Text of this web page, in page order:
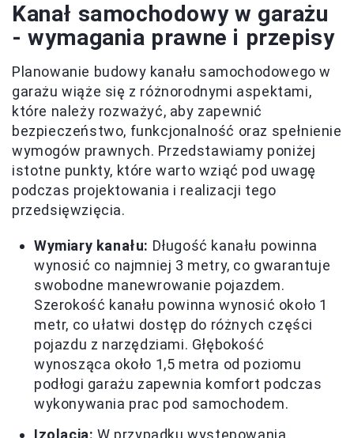
Kanał samochodowy w garażu
- wymagania prawne i przepisy
Planowanie budowy kanału samochodowego w
garażu wiąże się z różnorodnymi aspektami,
które należy rozważyć, aby zapewnić
bezpieczeństwo, funkcjonalność oraz spełnienie
wymogów prawnych. Przedstawiamy poniżej
istotne punkty, które warto wziąć pod uwagę
podczas projektowania i realizacji tego
przedsięwzięcia.
Wymiary kanału: Długość kanału powinna
wynosić co najmniej 3 metry, co gwarantuje
swobodne manewrowanie pojazdem.
Szerokość kanału powinna wynosić około 1
metr, co ułatwi dostęp do różnych części
pojazdu z narzędziami. Głębokość
wynosząca około 1,5 metra od poziomu
podłogi garażu zapewnia komfort podczas
wykonywania prac pod samochodem.